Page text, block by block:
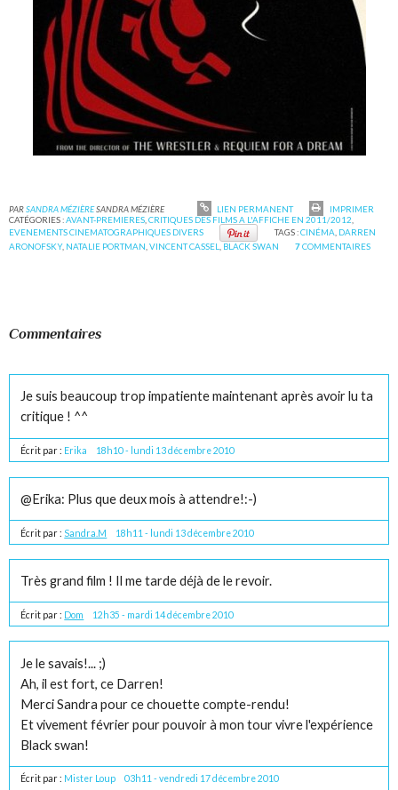
PARSANDRA MÉZIÈRESANDRA MÉZIÈRE LIEN PERMANENT
IMPRIMER
CATÉGORIES :AVANT-PREMIERES ,CRITIQUES DES FILMS A L'AFFICHE EN 2011/2012
EVENEMENTS CINEMATOGRAPHIQUES DIVERS
TAGS :CINÉMA DARREN
ARONOFSKY, NATALIE PORTMAN ,VINCENT CASSEL BLACK SWAN 7COMMENTAIRES
Commentaires
Je suis beaucoup trop impatiente maintenant après avoir lu ta
critique ! ^^
Écrit par : Erika 18h10- lundi 13 décembre 2010
@Erika: Plus que deux mois à attendre!:-)
Écrit par : Sandra.M 18h11 - lundi 13 décembre 2010
Très grand film ! Il me tarde déjà de le revoir.
Écrit par : Dom 12h35 - mardi 14 décembre 2010
Je le savais!... ;)
Ah, il est fort, ce Darren!
Merci Sandra pour ce chouette compte-rendu!
Et vivement février pour pouvoir à mon tour vivre l'expérience
Black swan!
Écrit par : Mister Loup 03h11-vendredi 17 décembre 2010